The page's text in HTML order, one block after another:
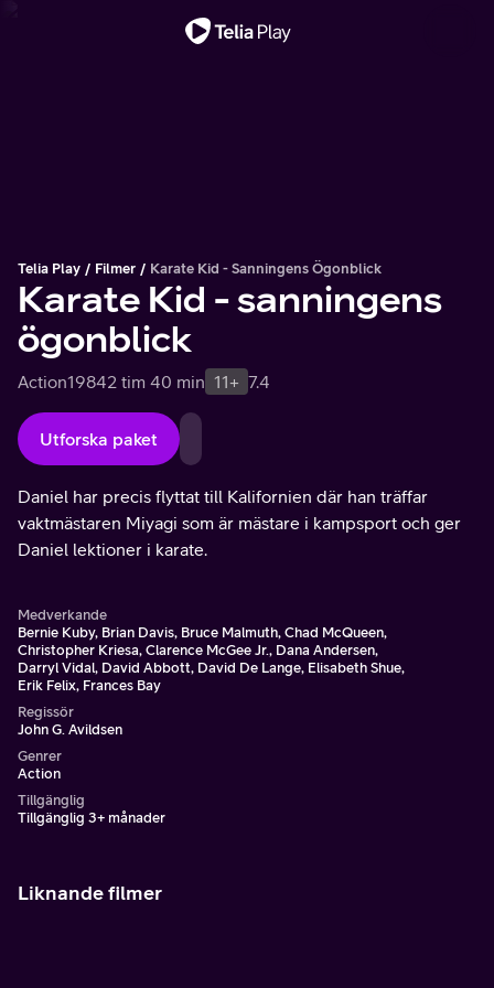
Telia Play Filmer Karate Kid - Sanningens Ögonblick
Karate Kid - sanningens
ögonblick
Action19842 tim 40 min 11+ 7.4
Utforska paket
Daniel har precis flyttat till Kalifornien där han träffar
vaktmästaren Miyagi som är mästare i kampsport och ger
Daniel lektioner i karate.
Medverkande
Bernie Kuby, Brian Davis, Bruce Malmuth, Chad McQueen,
Christopher Kriesa, Clarence McGee Jr., Dana Andersen,
Darryl Vidal, David Abbott, David De Lange, Elisabeth Shue,
Erik Felix, Frances Bay
Regissör
John G. Avildsen
Genrer
Action
Tillgänglig
Tillgänglig 3+ månader
Liknande filmer